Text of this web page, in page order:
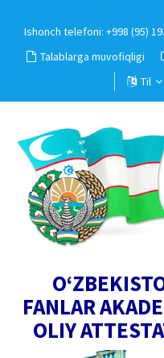
Ishonch telefoni: +998 (95)
Talablarga muvofiqligi
Til
FANLAR
OLIY